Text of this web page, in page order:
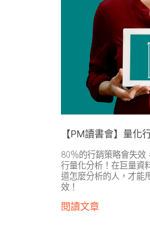
【PM讀書會】量化
80％的行銷策略會失效
行量化分析！在巨量資
道怎麼分析的人，才能
效！
閱讀文章